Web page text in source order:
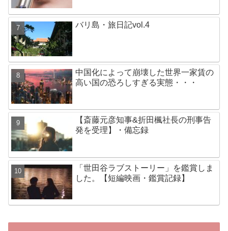
バリ島・旅日記vol.4
中国化によって崩壊した世界一家賃の
高い国の恐ろしすぎる実態・・・
【斎藤元彦知事&折田楓社長の刑事告
発を受理】・備忘録
「世田谷ラブストーリー」を鑑賞しま
した。【短編映画・鑑賞記録】